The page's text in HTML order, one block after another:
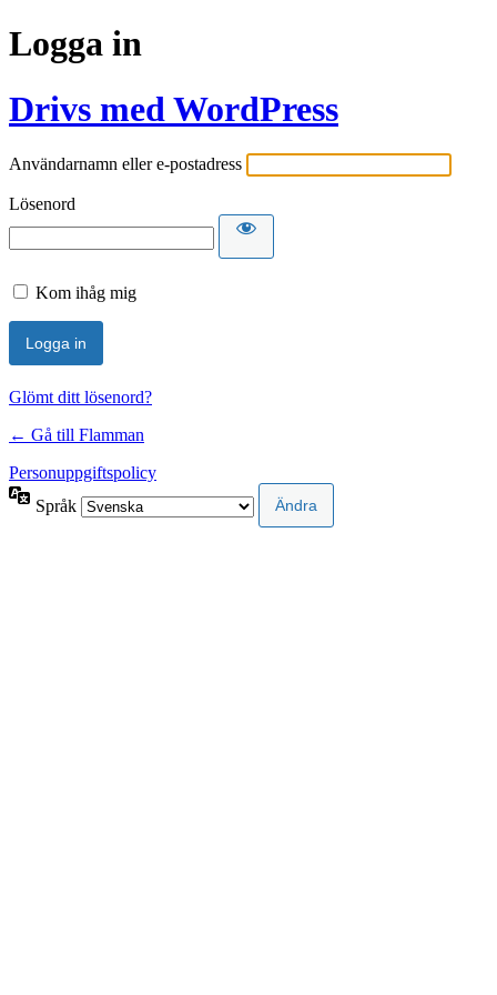
Logga in
Drivs med WordPress
Användarnamn eller e-postadress
Lösenord
Kom ihåg mig
Glömt ditt lösenord?
← Gå till Flamman
Personuppgiftspolicy
Språk